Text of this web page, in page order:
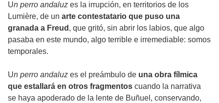
Un perro andaluz es la irrupción, en territorios de los
Lumière, de un arte contestatario que puso una
granada a Freud , que gritó, sin abrir los labios, que algo
pasaba en este mundo, algo terrible e irremediable: somos
temporales.
Un perro andaluz es el preámbulo de una obra fílmica
que estallará en otros fragmentos cuando la narrativa
se haya apoderado de la lente de Buñuel, conservando,